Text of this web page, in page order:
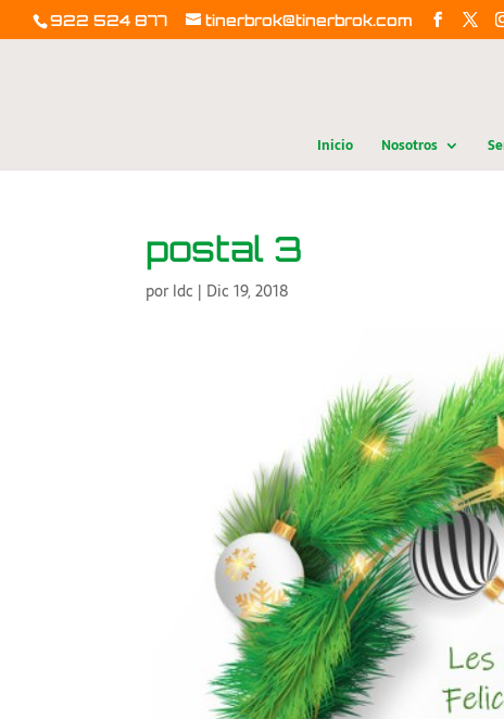
922 524 877 tinerbrok@tinerbrok.com
Inicio Nosotros
postal 3
porldc | Dic 19, 2018